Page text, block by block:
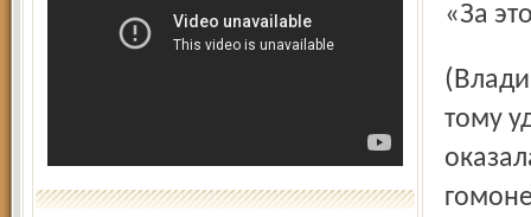
«За
(Владимир Путин, из интервью российским СМИ). Сам
тому